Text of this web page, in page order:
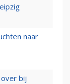
naar
bij